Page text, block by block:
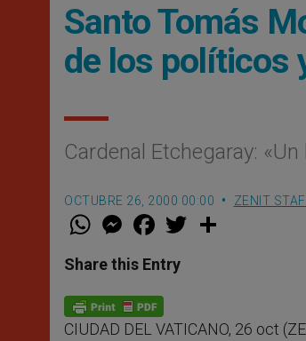
Santo Tomás
de los políticos
Cardenal Etchegaray:
OCTUBRE 26, 2000 00:00 ZENIT
W
t
s
p
p
M
e
s
e
g
e
r
F
a
e
b
o
k
w
Share this Entry
CIUDAD DEL VATICANO, 26 oct